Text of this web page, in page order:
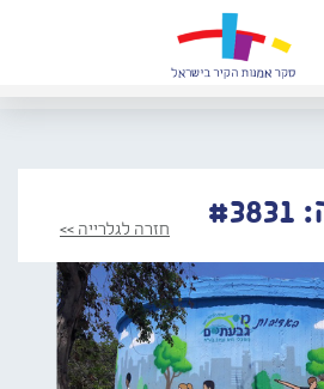
חזרה לגלרייה >>